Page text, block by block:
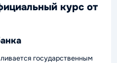
курс от
государственным